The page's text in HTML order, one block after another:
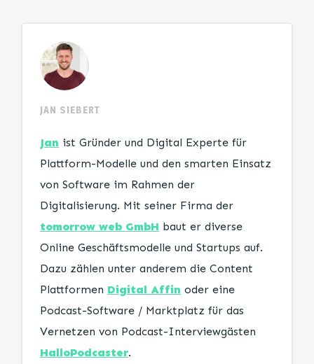
JAN SIEBERT
Jan ist Gründer und Digital Experte für
Plattform-Modelle und den smarten Einsatz
von Software im Rahmen der
Digitalisierung. Mit seiner Firma der
tomorrow web GmbH baut er diverse
Online Geschäftsmodelle und Startups auf.
Dazu zählen unter anderem die Content
Plattformen Digital Affin oder eine
Podcast-Software / Marktplatz für das
Vernetzen von Podcast-Interviewgästen
HalloPodcaster.